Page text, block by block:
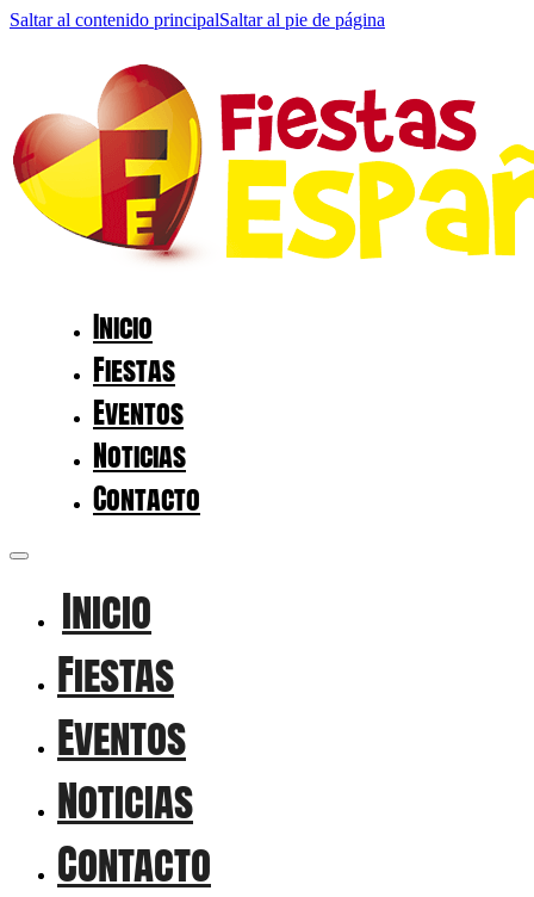
Saltar al contenido principalSaltar al pie de página
Inicio
Fiestas
Eventos
Noticias
Contacto
Inicio
Fiestas
Eventos
Noticias
Contacto